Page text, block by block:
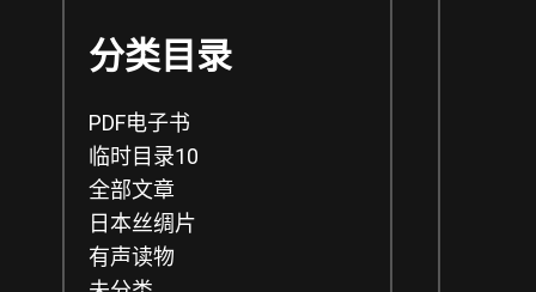
c
h
o
r
:
分类目录
PDF电子书
临时目录10
全部文章
日本丝绸片
有声读物